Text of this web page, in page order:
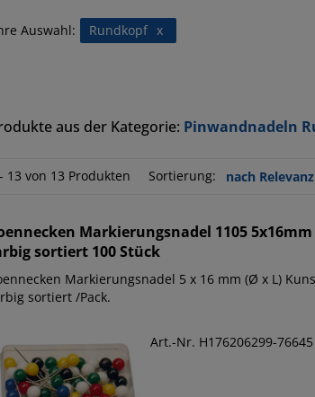
Auswahl: x
Rundkopf
aus der Kategorie: Pinwandnadeln
13 von 13 Produkten Sortierung:
Markierungsnadel 1105 5x16mm
sortiert 100 Stück
Markierungsnadel 5 x 16 mm (Ø x L)
sortiert /Pack.
Art.-Nr. H176206299-76645